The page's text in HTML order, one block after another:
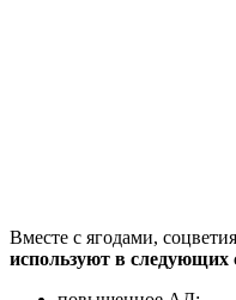
Вместе с ягодами,
используют в следующих